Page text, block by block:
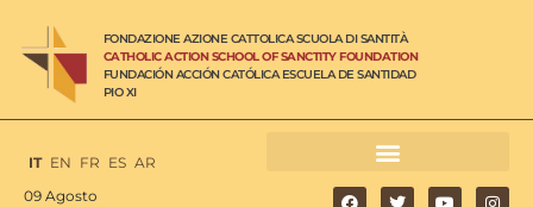
FONDAZIONE AZIONE CATTOLICA SCUOLA DI SANTITÀ
CATHOLIC ACTION SCHOOL OF SANCTITY FOUNDATION
FUNDACIÓN ACCIÓN CATÓLICA ESCUELA DE SANTIDAD
PIO XI
IT EN FR ES AR
09 Agosto